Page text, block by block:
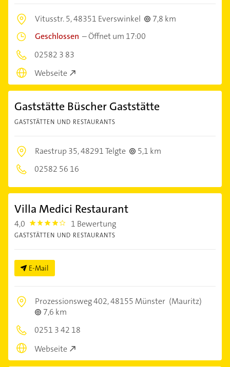
Vitusstr. 5,48351 Everswinkel
7,8 km
Geschlossen –Öffnet um 17:00
02582 3 83
Webseite
Gaststätte Büscher Gaststätte
GASTSTÄTTEN UND RESTAURANTS
Raestrup 35,48291 Telgte
5,1 km
02582 56 16
Villa Medici Restaurant
4,0 4.0 1 Bewertung
GASTSTÄTTEN UND RESTAURANTS
E-Mail
Prozessionsweg 402,48155 Münster (Mauritz)
7,6 km
0251 3 42 18
Webseite